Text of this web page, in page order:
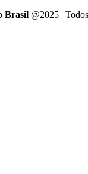
Brasil @2025 | Todos